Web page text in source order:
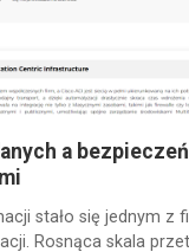
a
stało się jednym z
Rosnąca skala